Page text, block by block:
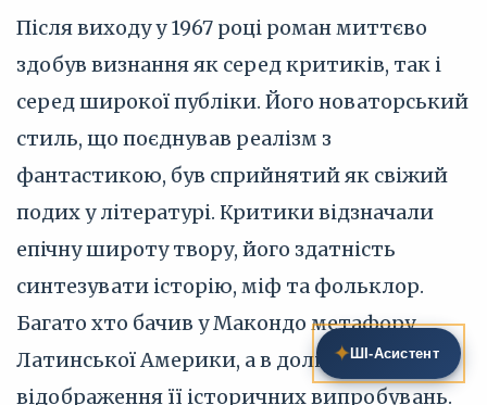
Після виходу у 1967 році роман миттєво
здобув визнання як серед критиків, так і
серед широкої публіки. Його новаторський
стиль, що поєднував реалізм з
фантастикою, був сприйнятий як свіжий
подих у літературі. Критики відзначали
епічну широту твору, його здатність
синтезувати історію, міф та фольклор.
Багато хто бачив у Макондо метафору
Латинської Америки, а в долі Буендіа —
відображення її історичних випробувань.
✦ ШІ‑Асистент